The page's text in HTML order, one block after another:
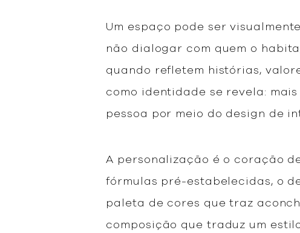
Um espaço pode ser
não dialogar com quem o
quando refletem histórias,
como identidade se revela:
pessoa por meio do design de
A personalização é o coração
fórmulas pré-estabelecidas, o
paleta de cores que traz
composição que traduz um